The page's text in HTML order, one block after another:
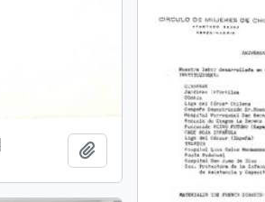
Añadir al portapapeles